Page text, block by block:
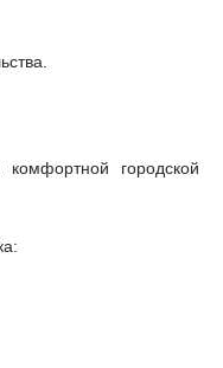
городской